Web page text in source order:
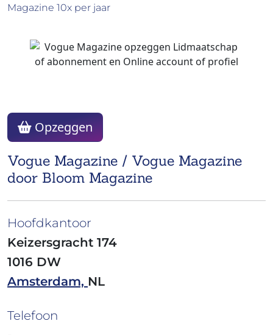
Magazine 10x per jaar
Vogue Magazine / Vogue Magazine
door Bloom Magazine
Opzeggen
Hoofdkantoor
Keizersgracht 174
1016 DW
Amsterdam, NL
Telefoon